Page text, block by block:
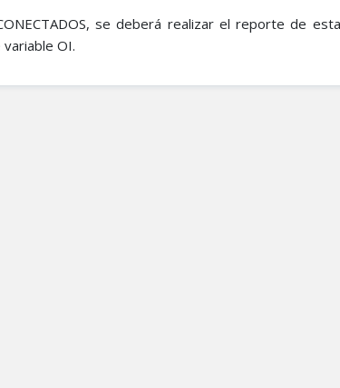
se deberá realizar el reporte de
OI.​